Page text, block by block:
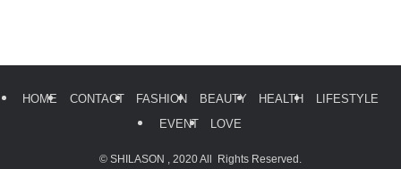
HOME CONTACT FASHION BEAUTY HEALTH
LIFESTYLE
EVENT
LOVE
© SHILASON , 2020 All Rights Reserved.